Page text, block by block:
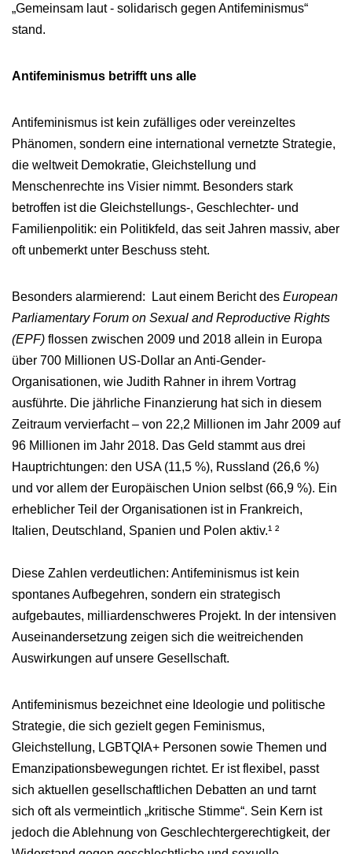
„Gemeinsam laut - solidarisch gegen Antifeminismus“
stand.
Antifeminismus betrifft uns alle
Antifeminismus ist kein zufälliges oder vereinzeltes
Phänomen, sondern eine international vernetzte Strategie,
die weltweit Demokratie, Gleichstellung und
Menschenrechte ins Visier nimmt. Besonders stark
betroffen ist die Gleichstellungs-, Geschlechter- und
Familienpolitik: ein Politikfeld, das seit Jahren massiv, aber
oft unbemerkt unter Beschuss steht.
Besonders alarmierend: Laut einem Bericht des European
Parliamentary Forum on Sexual and Reproductive Rights
(EPF) flossen zwischen 2009 und 2018 allein in Europa
über 700 Millionen US-Dollar an Anti-Gender-
Organisationen, wie Judith Rahner in ihrem Vortrag
ausführte. Die jährliche Finanzierung hat sich in diesem
Zeitraum vervierfacht – von 22,2 Millionen im Jahr 2009 auf
96 Millionen im Jahr 2018. Das Geld stammt aus drei
Hauptrichtungen: den USA (11,5 %), Russland (26,6 %)
und vor allem der Europäischen Union selbst (66,9 %). Ein
erheblicher Teil der Organisationen ist in Frankreich,
Italien, Deutschland, Spanien und Polen aktiv.¹ ²
Diese Zahlen verdeutlichen: Antifeminismus ist kein
spontanes Aufbegehren, sondern ein strategisch
aufgebautes, milliardenschweres Projekt. In der intensiven
Auseinandersetzung zeigen sich die weitreichenden
Auswirkungen auf unsere Gesellschaft.
Antifeminismus bezeichnet eine Ideologie und politische
Strategie, die sich gezielt gegen Feminismus,
Gleichstellung, LGBTQIA+ Personen sowie Themen und
Emanzipationsbewegungen richtet. Er ist flexibel, passt
sich aktuellen gesellschaftlichen Debatten an und tarnt
sich oft als vermeintlich „kritische Stimme“. Sein Kern ist
jedoch die Ablehnung von Geschlechtergerechtigkeit, der